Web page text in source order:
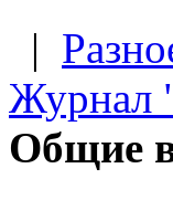
|
Журнал
Общие